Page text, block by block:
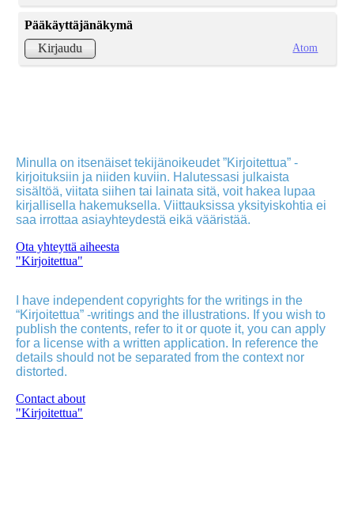
Pääkäyttäjänäkymä
Kirjaudu
Atom
Minulla on itsenäiset tekijänoikeudet ”Kirjoitettua” -
kirjoituksiin ja niiden kuviin. Halutessasi julkaista
sisältöä, viitata siihen tai lainata sitä, voit hakea lupaa
kirjallisella hakemuksella. Viittauksissa yksityiskohtia ei
saa irrottaa asiayhteydestä eikä vääristää.
Ota yhteyttä aiheesta
"Kirjoitettua"
I have independent copyrights for the writings in the
“Kirjoitettua” -writings and the illustrations. If you wish to
publish the contents, refer to it or quote it, you can apply
for a license with a written application. In reference the
details should not be separated from the context nor
distorted.
Contact about
"Kirjoitettua"